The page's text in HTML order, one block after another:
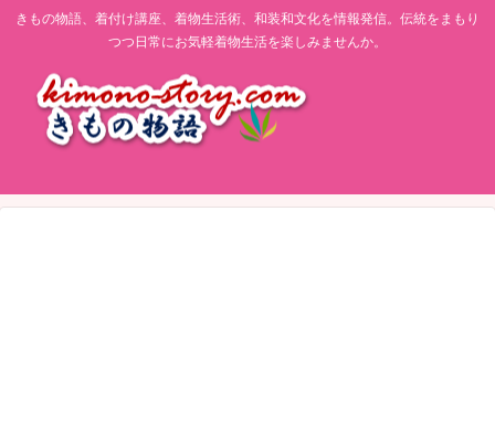
きもの物語、着付け講座、着物生活術、和装和文化を情報発信。伝統をまもり
つつ日常にお気軽着物生活を楽しみませんか。